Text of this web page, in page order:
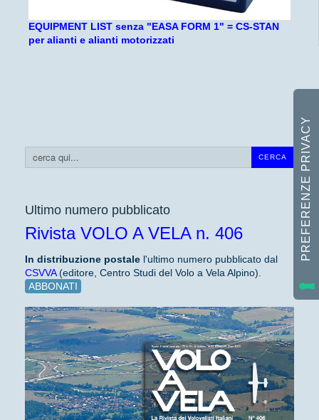
CERCA
Ultimo numero pubblicato
Rivista VOLO A VELA n. 406
In distribuzione postale l'ultimo numero pubblicato dal
CSVVA(editore, Centro Studi del Volo a Vela Alpino).
ABBONATI
EQUIPMENT LIST senza "EASA FORM 1" = CS-STAN
per alianti e alianti motorizzati